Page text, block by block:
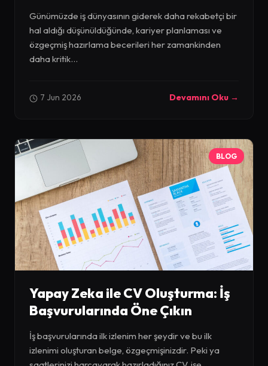
Günümüzde iş dünyasının giderek daha rekabetçi bir
hal aldığı düşünüldüğünde, kariyer planlaması ve
özgeçmiş hazırlama becerileri her zamankinden
daha kritik...
7 Jun 2026 Devamını Oku →
BLOG
Yapay Zeka ile CV Oluşturma: İş
Başvurularında Öne Çıkın
İş başvurularında ilk izlenim her şeydir ve bu ilk
izlenimi oluşturan belge, özgeçmişinizdir. Peki ya